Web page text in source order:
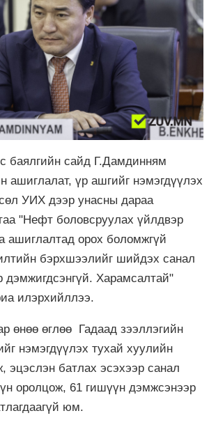
баялгийн сайд Г.Дамдинням
ашиглалат, үр ашгийг нэмэгдүүлэх
УИХ дээр унасны дараа
"Нефт боловсруулах үйлдвэр
ашиглалтад орох боломжгүй
бэрхшээлийг шийдэх санал
дэмжигдсэнгүй. Харамсалтай"
илэрхийллээ.
өнөө өглөө Гадаад зээллэгийн
нэмэгдүүлэх тухай хуулийн
эцэслэн батлах эсэхээр санал
оролцож, 61 гишүүн дэмжсэнээр
юм.